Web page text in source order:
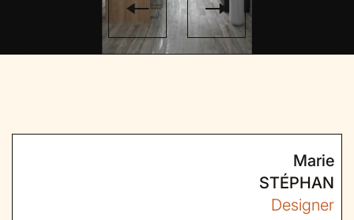
Marie
STÉPHAN
Designer